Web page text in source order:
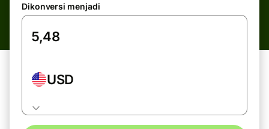
Dikonversi menjadi
USD